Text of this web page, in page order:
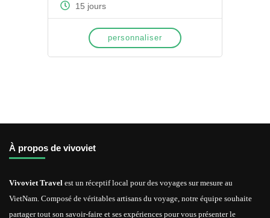
15 jours
personnaliser
À propos de vivoviet
Vivoviet Travel est un réceptif local pour des voyages sur mesure au
VietNam. Composé de véritables artisans du voyage, notre équipe souhaite
partager tout son savoir-faire et ses expériences pour vous présenter le